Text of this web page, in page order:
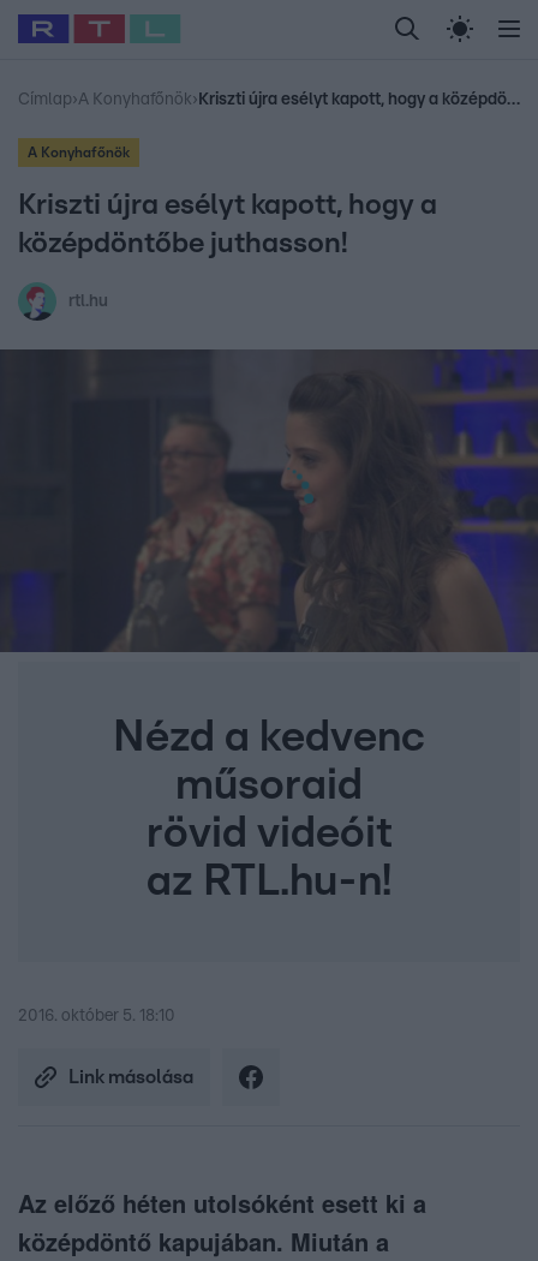
Legfrissebb RTL Híradó Randi Celeb vagyok,
Sebestyén Balázs Babits Marcella
Címlap›A Konyhafőnök› Kriszti újra esélyt kapott, hogy a középdöntőbe juthasson!
A Konyhafőnök
Kriszti újra esélyt kapott, hogy a
középdöntőbe juthasson!
rtl.hu
Nézd a kedvenc
műsoraid
rövid videóit
az RTL.hu-n!
2016. október 5. 18:10
Link másolása
Az előző héten utolsóként esett ki a
középdöntő kapujában. Miután a